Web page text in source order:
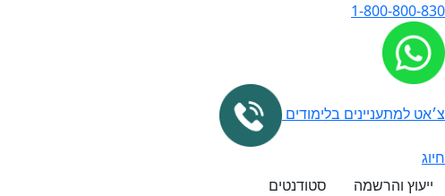
1-800-800-830
צ׳אט למתעניינים בלימודים
חיוג
ייעוץ והרשמה
סטודנטים